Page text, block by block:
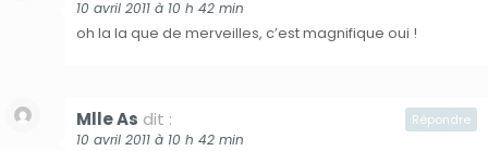
10 avril 2011 à 10 h 42 min
oh la la que de merveilles, c’est magnifique oui !
Mlle As dit :
10 avril 2011 à 10 h 42 min
Répondre